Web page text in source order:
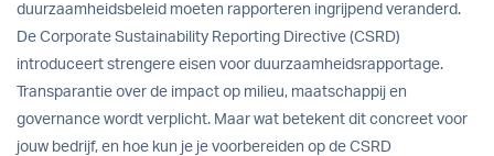
duurzaamheidsbeleid moeten rapporteren ingrijpend veranderd.
De Corporate Sustainability Reporting Directive (CSRD)
introduceert strengere eisen voor duurzaamheidsrapportage.
Transparantie over de impact op milieu, maatschappij en
governance wordt verplicht. Maar wat betekent dit concreet voor
jouw bedrijf, en hoe kun je je voorbereiden op de CSRD